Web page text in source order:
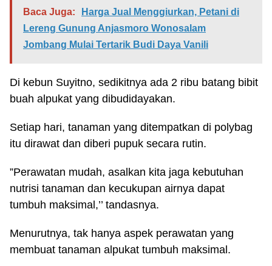
Baca Juga:
Harga Jual Menggiurkan, Petani di
Lereng Gunung Anjasmoro Wonosalam
Jombang Mulai Tertarik Budi Daya Vanili
Di kebun Suyitno, sedikitnya ada 2 ribu batang bibit
buah alpukat yang dibudidayakan.
Setiap hari, tanaman yang ditempatkan di polybag
itu dirawat dan diberi pupuk secara rutin.
”Perawatan mudah, asalkan kita jaga kebutuhan
nutrisi tanaman dan kecukupan airnya dapat
tumbuh maksimal,’’ tandasnya.
Menurutnya, tak hanya aspek perawatan yang
membuat tanaman alpukat tumbuh maksimal.